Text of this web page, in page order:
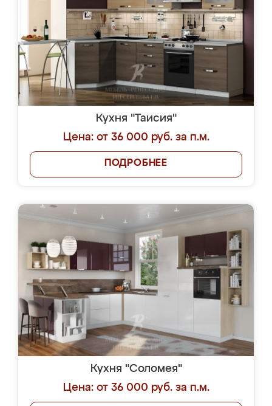
Кухня "Таисия"
Цена: от 36 000 руб. за п.м.
ПОДРОБНЕЕ
Кухня "Соломея"
Цена: от 36 000 руб. за п.м.